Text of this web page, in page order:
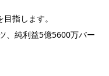
指します。
、純利益5億5600万バー